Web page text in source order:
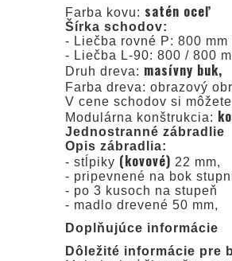
Farba kovu: satén oceľ
Šírka schodov:
- Liečba rovné P: 800
- Liečba L-90: 800 / 800
Druh dreva: masívny buk,
Farba dreva: obrazový
V cene schodov si
Modulárna konštrukcia:
Jednostranné zábradlie
Opis zábradlia:
- stĺpiky (kovové) 22 mm,
- pripevnené na bok
- po 3 kusoch na stupeň
- madlo drevené 50 mm,
Doplňujúce informácie
Dôležité informácie pre